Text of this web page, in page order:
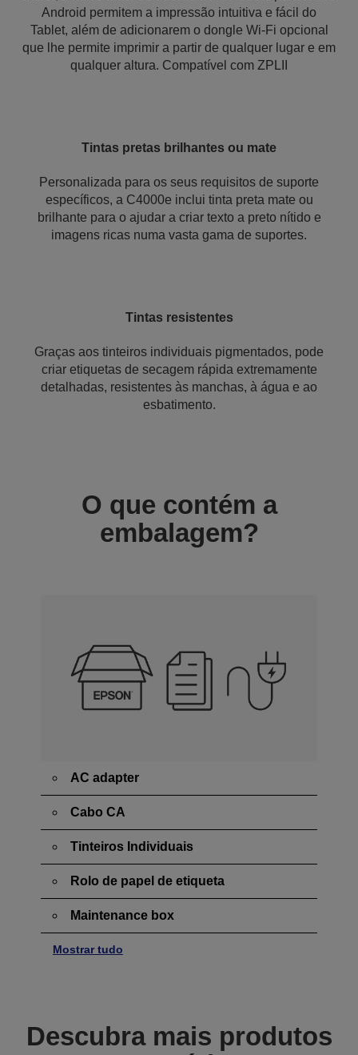
Android permitem a impressão intuitiva e fácil do
Tablet, além de adicionarem o dongle Wi-Fi opcional
que lhe permite imprimir a partir de qualquer lugar e em
qualquer altura. Compatível com ZPLII
Tintas pretas brilhantes ou mate
Personalizada para os seus requisitos de suporte
específicos, a C4000e inclui tinta preta mate ou
brilhante para o ajudar a criar texto a preto nítido e
imagens ricas numa vasta gama de suportes.
Tintas resistentes
Graças aos tinteiros individuais pigmentados, pode
criar etiquetas de secagem rápida extremamente
detalhadas, resistentes às manchas, à água e ao
esbatimento.
O que contém a
embalagem?
AC adapter
Cabo CA
Tinteiros Individuais
Rolo de papel de etiqueta
Maintenance box
Mostrar tudo
Descubra mais produtos